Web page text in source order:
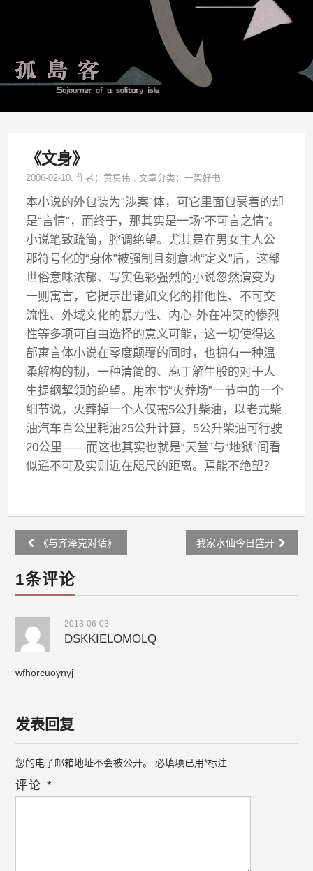
《文身》
2006-02-10, 作者：黄集伟 ,文章分类：一架好书
本小说的外包装为“涉案”体，可它里面包裹着的却
是“言情”，而终于，那其实是一场“不可言之情”。
小说笔致疏简，腔调绝望。尤其是在男女主人公
那符号化的“身体”被强制且刻意地“定义”后，这部
世俗意味浓郁、写实色彩强烈的小说忽然演变为
一则寓言，它提示出诸如文化的排他性、不可交
流性、外域文化的暴力性、内心-外在冲突的惨烈
性等多项可自由选择的意义可能，这一切使得这
部寓言体小说在零度颠覆的同时，也拥有一种温
柔解构的韧，一种清简的、庖丁解牛般的对于人
生提纲挈领的绝望。用本书“火葬场”一节中的一个
细节说，火葬掉一个人仅需5公升柴油，以老式柴
油汽车百公里耗油25公升计算，5公升柴油可行驶
20公里——而这也其实也就是“天堂”与“地狱”间看
似遥不可及实则近在咫尺的距离。焉能不绝望？
Post
navigation
《与齐泽克对话》 我家水仙今日盛开
1条评论
2013-06-03
DSKKIELOMOLQ
wfhorcuoynyj
发表回复
您的电子邮箱地址不会被公开。 必填项已用*标注
评论*